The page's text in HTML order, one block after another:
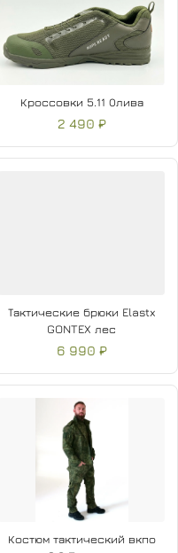
Кроссовки 5.11 Олива
2 490 ₽
Тактические брюки Elastx
GONTEX лес
6 990 ₽
Костюм тактический вкпо